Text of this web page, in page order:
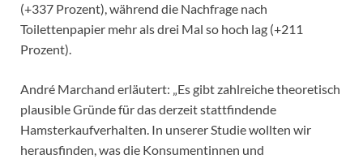
(+337 Prozent), während die Nachfrage nach
Toilettenpapier mehr als drei Mal so hoch lag (+211
Prozent).
André Marchand erläutert: „Es gibt zahlreiche theoretisch
plausible Gründe für das derzeit stattfindende
Hamsterkaufverhalten. In unserer Studie wollten wir
herausfinden, was die Konsumentinnen und